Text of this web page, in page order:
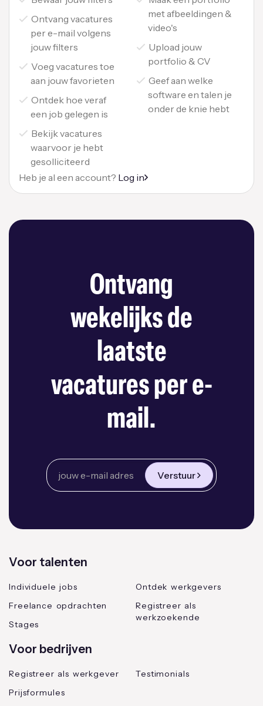
Ontvang vacatures
per e-mail volgens
jouw filters
Voeg vacatures toe
aan jouw favorieten
Ontdek hoe veraf
een job gelegen is
Bekijk vacatures
waarvoor je hebt
gesolliciteerd
met afbeeldingen &
video's
Upload jouw
portfolio & CV
Geef aan welke
software en talen je
onder de knie hebt
Heb je al een account? Log in
Ontvang
wekelijks de
laatste
vacatures per e-
mail.
Verstuur
Voor talenten
Individuele jobs
Freelance opdrachten
Stages
Ontdek werkgevers
Registreer als
werkzoekende
Voor bedrijven
Registreer als werkgever
Prijsformules
Testimonials